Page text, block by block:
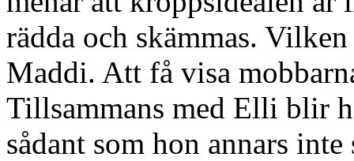
rädda och skämmas.
Maddi. Att få visa
Tillsammans med Elli blir
sådant som hon annars